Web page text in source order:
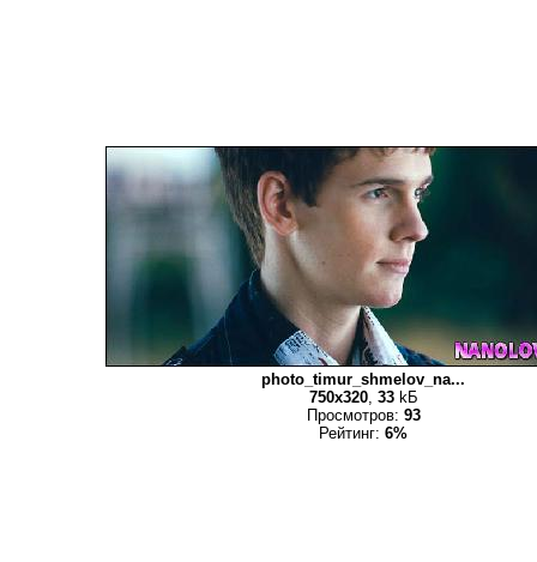
photo_timur_shmelov_na...
750x320, 33kБ
Просмотров: 93
Рейтинг: 6%